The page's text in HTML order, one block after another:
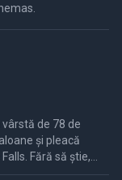
de 78 de
și pleacă
Fără să știe,
și îl însoțește în